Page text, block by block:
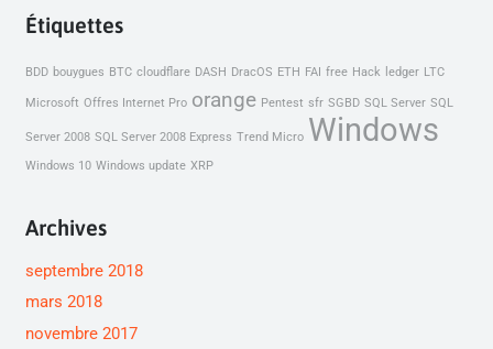
Étiquettes
BDD bouygues BTC cloudflare DASH DracOS ETH FAI free Hack ledger LTC
Microsoft Offres Internet Pro orange Pentest sfr SGBD SQL Server SQL
Server 2008 SQL Server 2008 Express Trend Micro Windows
Windows 10 Windows update XRP
Archives
septembre 2018
mars 2018
novembre 2017